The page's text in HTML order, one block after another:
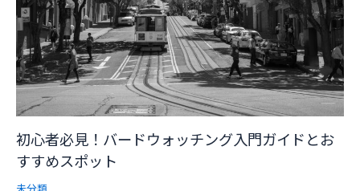
初心者必見！バードウォッチング入門ガイドとお
すすめスポット